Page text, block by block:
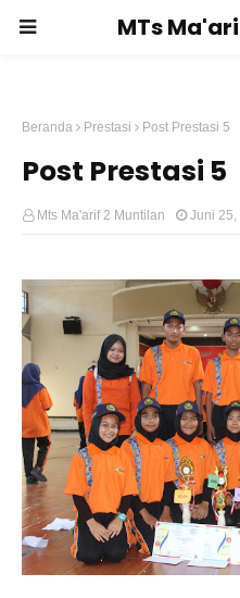
MTs
Beranda Prestasi Post Prestasi 5
Post Prestasi 5
Mts Ma'arif 2 Muntilan Juni 25,